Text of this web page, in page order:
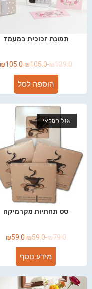
תמונת זכוכית במעמד
₪139.0
₪105.0
₪105.0
הוספה לסל
אזל המלאי
סט תחתיות מקרמיקה
₪79.0
₪59.0
₪59.0
מידע נוסף